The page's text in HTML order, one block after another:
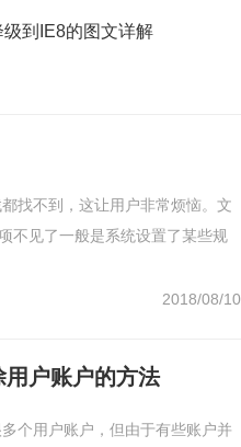
到IE8的图文详解
找不到，这让用户非常烦恼。文
不见了一般是系统设置了某些规
2018/08/10
户账户的方法
个用户账户，但由于有些账户并